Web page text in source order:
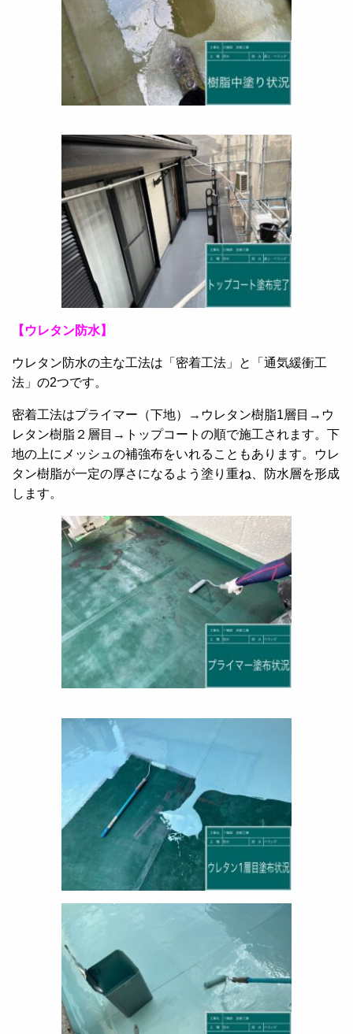
【ウレタン防水】
ウレタン防水の主な工法は「密着工法」と「通気緩衝工
法」の2つです。
密着工法はプライマー（下地）→ウレタン樹脂1層目→ウ
レタン樹脂２層目→トップコートの順で施工されます。下
地の上にメッシュの補強布をいれることもあります。ウレ
タン樹脂が一定の厚さになるよう塗り重ね、防水層を形成
します。